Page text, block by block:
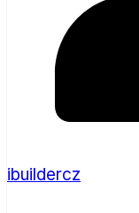
ibuildercz